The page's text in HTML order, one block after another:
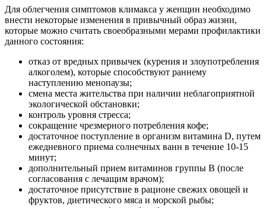
Для облегчения симптомов климакса у женщин необходимо
внести некоторые изменения в привычный образ жизни,
которые можно считать своеобразными мерами профилактики
данного состояния:
отказ от вредных привычек (курения и злоупотребления
алкоголем), которые способствуют раннему
наступлению менопаузы;
смена места жительства при наличии неблагоприятной
экологической обстановки;
контроль уровня стресса;
сокращение чрезмерного потребления кофе;
достаточное поступление в организм витамина D, путем
ежедневного приема солнечных ванн в течение 10-15
минут;
дополнительный прием витаминов группы В (после
согласования с лечащим врачом);
достаточное присутствие в рационе свежих овощей и
фруктов, диетического мяса и морской рыбы;